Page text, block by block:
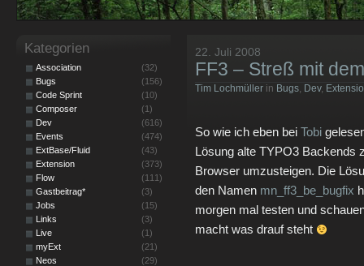
22. Juli 2008
FF3 – Streß mit
Tim Lochmüller in Bugs, Dev,
So wie ich eben bei Tobi
Lösung alte TYPO3 Backends
Browser umzusteigen. Die
den Namen mn_ff3_be_bugfix
morgen mal testen und
macht was drauf steht
Kategorien
Association
(32)
Bugs
(156)
Code Sprint
(10)
Composer
(1)
Dev
(616)
Events
(474)
ExtBase/Fluid
(43)
Extension
(373)
Flow
(111)
Gastbeitrag*
(3)
Jobs
(15)
Links
(3)
Live
(1)
myExt
(21)
Neos
(29)